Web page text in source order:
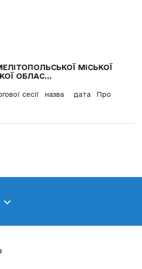
МІСЬКОЇ
ОБЛАС...
сесії назва дата Про